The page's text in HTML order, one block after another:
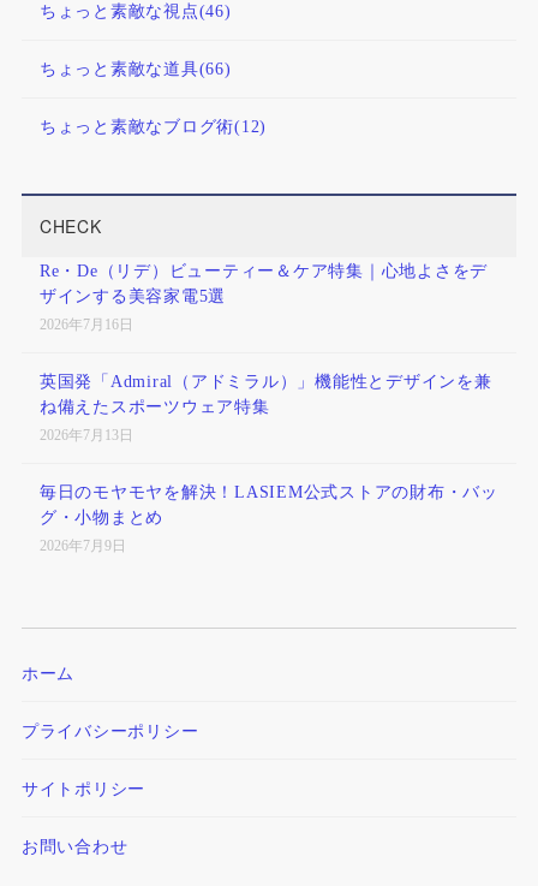
ちょっと素敵な視点(46)
ちょっと素敵な道具(66)
ちょっと素敵なブログ術(12)
CHECK
Re・De（リデ）ビューティー＆ケア特集｜心地よさをデ
ザインする美容家電5選
2026年7月16日
英国発「Admiral（アドミラル）」機能性とデザインを兼
ね備えたスポーツウェア特集
2026年7月13日
毎日のモヤモヤを解決！LASIEM公式ストアの財布・バッ
グ・小物まとめ
2026年7月9日
ホーム
プライバシーポリシー
サイトポリシー
お問い合わせ